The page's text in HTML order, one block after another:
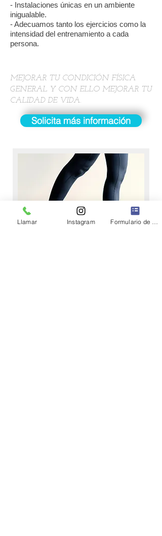
- Instalaciones únicas en un ambiente
inigualable.
- Adecuamos tanto los ejercicios como la
intensidad del entrenamiento a cada
persona.
MEJORAR TU CONDICIÓN FÍSICA
GENERAL Y CON ELLO MEJORAR TU
CALIDAD DE VIDA.
Solicita más información
Llamar Instagram